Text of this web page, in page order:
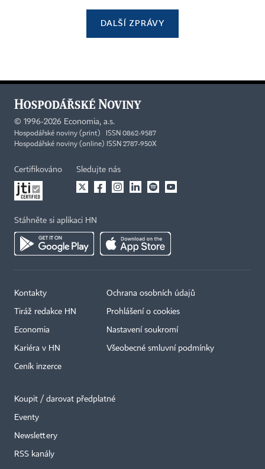
DALŠÍ ZPRÁVY
© 1996-2026 Economia, a.s.
Hospodářské noviny (print) ISSN 0862-9587
Hospodářské noviny (online) ISSN 2787-950X
Certifikováno Sledujte nás
Stáhněte si aplikaci HN
Kontakty
Tiráž redakce HN
Economia
Kariéra v HN
Ceník inzerce
Ochrana osobních údajů
Prohlášení o cookies
Nastavení soukromí
Všeobecné smluvní podmínky
Koupit / darovat předplatné
Eventy
Newslettery
RSS kanály